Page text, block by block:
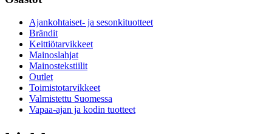
Ajankohtaiset- ja sesonkituotteet
Brändit
Keittiötarvikkeet
Mainoslahjat
Mainostekstiilit
Outlet
Toimistotarvikkeet
Valmistettu Suomessa
Vapaa-ajan ja kodin tuotteet